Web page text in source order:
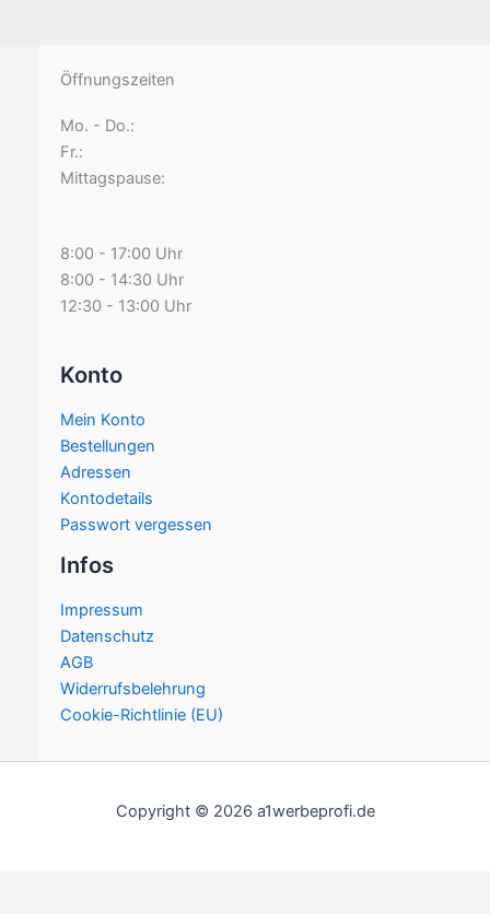
Öffnungszeiten
Mo. - Do.:
Fr.:
Mittagspause:
8:00 - 17:00 Uhr
8:00 - 14:30 Uhr
12:30 - 13:00 Uhr
Konto
Mein Konto
Bestellungen
Adressen
Kontodetails
Passwort vergessen
Infos
Impressum
Datenschutz
AGB
Widerrufsbelehrung
Cookie-Richtlinie (EU)
Copyright © 2026 a1werbeprofi.de